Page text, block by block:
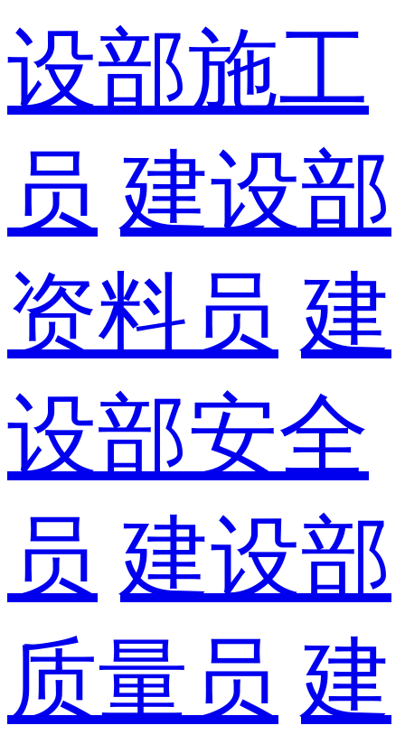
设部施工
员 建设部
资料员 建
设部安全
员 建设部
质量员 建